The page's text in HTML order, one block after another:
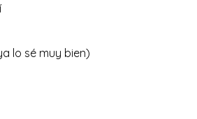
lo sé muy bien)